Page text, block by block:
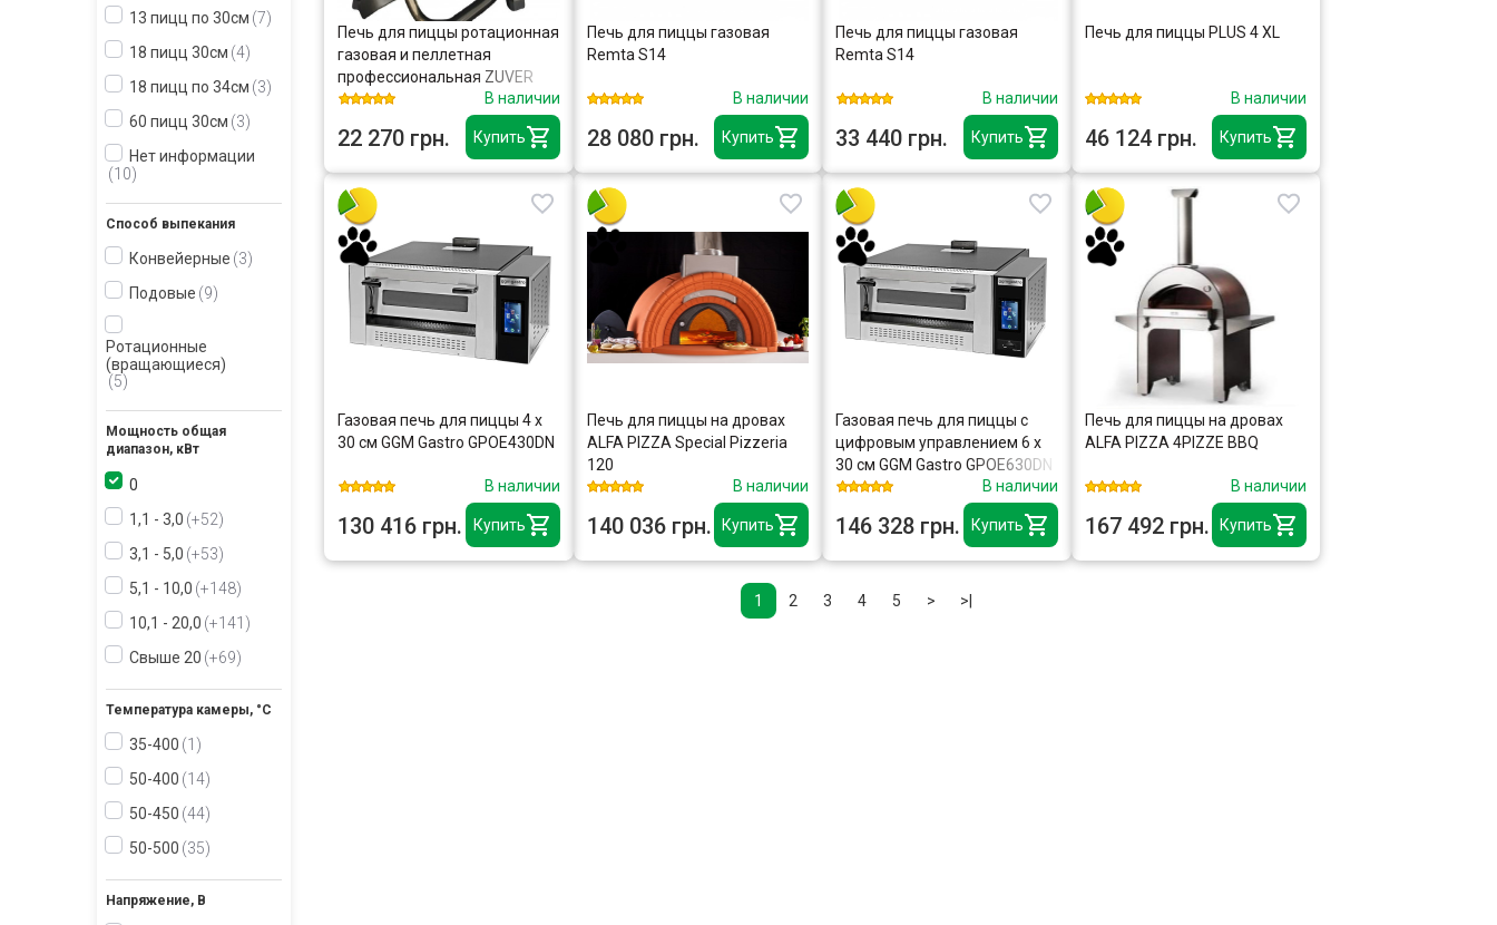
13 пицц по 30см 7
18 пицц 30см 4
18 пицц по 34см 3
60 пицц 30см 3
Нет информации
10
Способ выпекания
Конвейерные 3
Подовые 9
Ротационные
(вращающиеся)
5
Мощность общая
диапазон, кВт
0
1,1 - 3,0 +52
3,1 - 5,0 +53
5,1 - 10,0 +148
10,1 - 20,0 +141
Свыше 20 +69
Температура камеры, °С
35-400 1
50-400 14
50-450 44
50-500 35
Напряжение, В
Купить
Печь для пиццы ротационная
газовая и пеллетная
профессиональная ZUVER
Pizza Gas Pellet 14GPR (35,56
В наличии
22 270 грн. Купить
Печь для пиццы газовая
Remta S14
В наличии
28 080 грн. Купить
Печь для пиццы газовая
Remta S14
В наличии
33 440 грн. Купить
Печь для пиццы PLUS 4 XL
В наличии
46 124 грн.
Купить
Газовая печь для пиццы 4 x
30 см GGM Gastro GPOE430DN
В наличии
130 416 грн. Купить
Печь для пиццы на дровах
ALFA PIZZA Special Pizzeria
120
В наличии
140 036 грн. Купить
Газовая печь для пиццы с
цифровым управлением 6 x
30 см GGM Gastro GPOE630DN
В наличии
146 328 грн. Купить
Печь для пиццы на дровах
ALFA PIZZA 4PIZZE BBQ
В наличии
167 492 грн.
1 2 3 4 5 > >|